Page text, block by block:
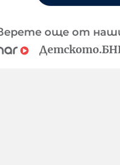
още от